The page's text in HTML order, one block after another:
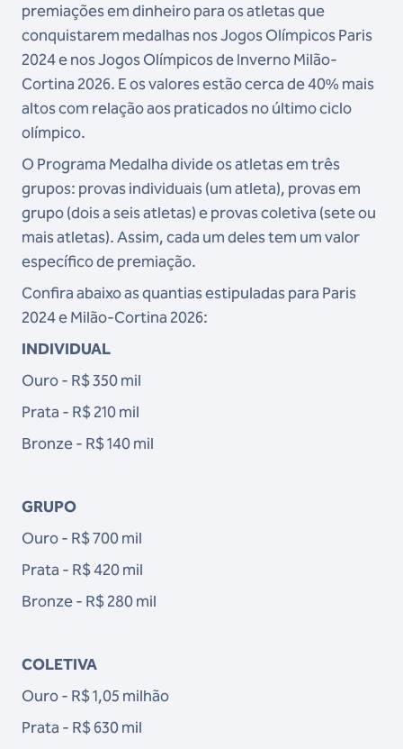
premiações em dinheiro para os atletas que
conquistarem medalhas nos Jogos Olímpicos Paris
2024 e nos Jogos Olímpicos de Inverno Milão-
Cortina 2026. E os valores estão cerca de 40% mais
altos com relação aos praticados no último ciclo
olímpico.
O Programa Medalha divide os atletas em três
grupos: provas individuais (um atleta), provas em
grupo (dois a seis atletas) e provas coletiva (sete ou
mais atletas). Assim, cada um deles tem um valor
específico de premiação.
Confira abaixo as quantias estipuladas para Paris
2024 e Milão-Cortina 2026:
INDIVIDUAL
Ouro - R$ 350 mil
Prata - R$ 210 mil
Bronze - R$ 140 mil
GRUPO
Ouro - R$ 700 mil
Prata - R$ 420 mil
Bronze - R$ 280 mil
COLETIVA
Ouro - R$ 1,05 milhão
Prata - R$ 630 mil